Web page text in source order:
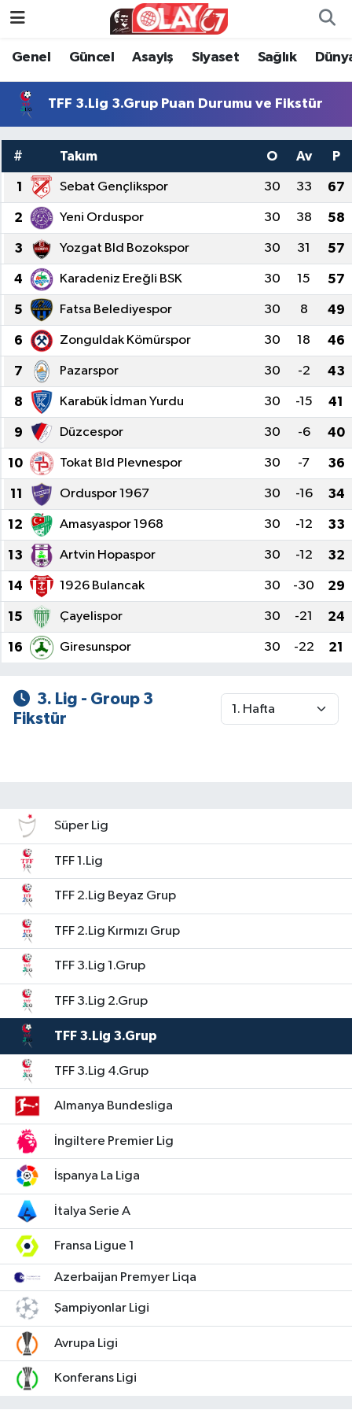
Genel Güncel Asayiş Siyaset Sağlık
TFF 3.Lig 3.Grup Puan Durumu ve Fikstür
# Takım O Av P
1 Sebat Gençlikspor 30 33 67
2 Yeni Orduspor 30 38 58
3 Yozgat Bld Bozokspor 30 31 57
4 Karadeniz Ereğli BSK 30 15 57
5 Fatsa Belediyespor 30 8 49
6 Zonguldak Kömürspor 30 18 46
7 Pazarspor 30 -2 43
8 Karabük İdman Yurdu 30 -15 41
9 Düzcespor 30 -6 40
10 Tokat Bld Plevnespor 30 -7 36
11 Orduspor 1967 30 -16 34
12 Amasyaspor 1968 30 -12 33
13 Artvin Hopaspor 30 -12 32
14 1926 Bulancak 30 -30 29
15 Çayelispor 30 -21 24
16 Giresunspor 30 -22 21
3. Lig - Group 3
Fikstür
Süper Lig
TFF 1.Lig
TFF 2.Lig Beyaz Grup
TFF 2.Lig Kırmızı Grup
TFF 3.Lig 1.Grup
TFF 3.Lig 2.Grup
TFF 3.Lig 3.Grup
TFF 3.Lig 4.Grup
Almanya Bundesliga
İngiltere Premier Lig
İspanya La Liga
İtalya Serie A
Fransa Ligue 1
Azerbaijan Premyer Liqa
Şampiyonlar Ligi
Avrupa Ligi
Konferans Ligi
KATEGORİSİZ
ANA SAYFA
Genel
Güncel
Asayiş
Siyaset
Sağlık
Kültür Sanat
Dünya
Spor
Bilim veTeknoloji
Eğitim
SEKTÖR
Magazin
haber ara
Günün Haberleri
Yazarlarımız
Videolu Haberler
Son Dakika
Tüm Haberler
Genel
Güncel
Asayiş
Siyaset
Sağlık
Dünya
Kültür Sanat
Eğitim
Spor
Zonguldak Nöbetçi Eczaneler
Zonguldak Hava Durumu
Zonguldak Namaz Vakitleri
Zonguldak Trafik Yoğunluk Haritası
Süper Lig Puan Durumu ve Fikstür
Tüm Manşetler
Son Dakika Haberleri
Haber Arşivi